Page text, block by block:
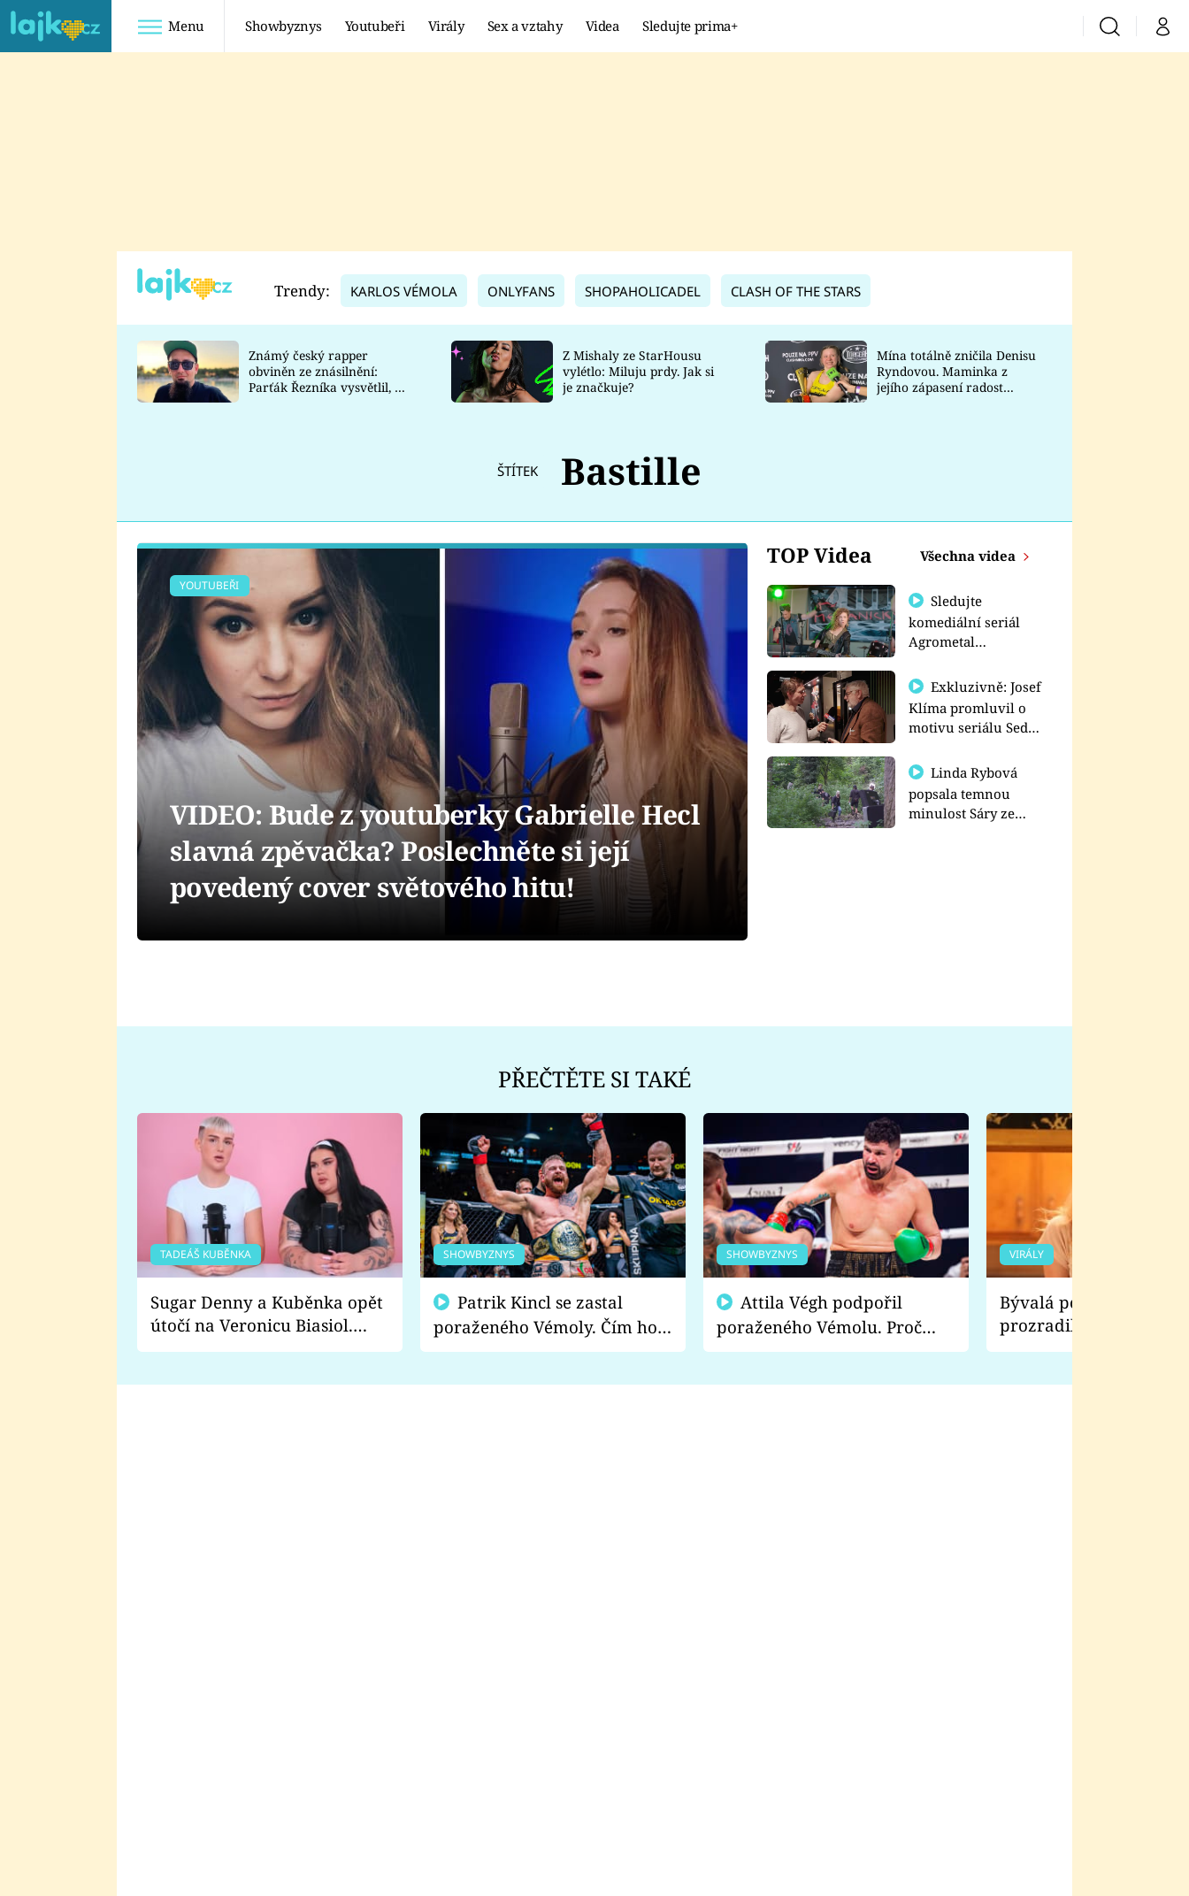
Menu Showbyznys Youtubeři Virály Sex a vztahy Videa Sledujte prima+ VyhledáváníMůj
TADEÁŠ KUBĚNKA
DATEL
Prima Lajk
Sledujte nás
Trendy: KARLOS VÉMOLA ONLYFANS SHOPAHOLICADEL CLASH OF THE STARS
Známý český rapper
obviněn ze znásilnění:
Parťák Řezníka vysvětlil, co
Z Mishaly ze StarHousu
vylétlo: Miluju prdy. Jak si
je značkuje?
Mína totálně zničila Denisu
Ryndovou. Maminka z
jejího zápasení radost
ŠTÍTEK Bastille
TOP Videa Všechna videa
Sledujte
komediální seriál
Agrometal
prima+
Exkluzivně: Josef
Klíma promluvil o
motivu seriálu Sedm
Linda Rybová
popsala temnou
minulost Sáry ze
YOUTUBEŘI
VIDEO: Bude z youtuberky Gabrielle Hecl
slavná zpěvačka? Poslechněte si její
povedený cover světového hitu!
PŘEČTĚTE SI TAKÉ
TADEÁŠ KUBĚNKA
Sugar Denny a Kuběnka opět
útočí na Veronicu Biasiol.
Proč je podle nich falešná a
SHOWBYZNYS
poraženého Vémoly. Čím ho
fanoušci naštvali?
SHOWBYZNYS
poraženého Vémolu. Proč
chce raději zápasit s ním než
VIRÁLY
Bývalá pornoherečka
prozradila, co ji
natáčení Euforie.